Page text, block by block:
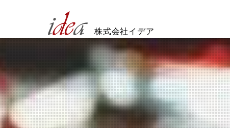
株式会社イデア